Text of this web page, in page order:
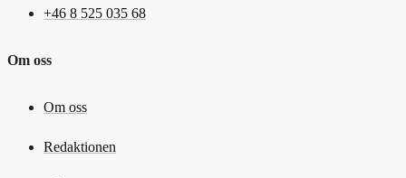
+46 8 525 035 68
Om oss
Om oss
Redaktionen